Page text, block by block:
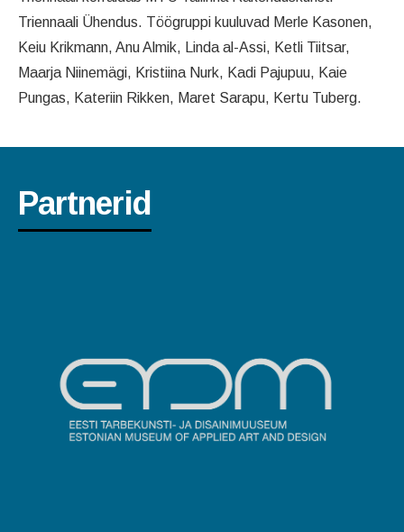
Triennaali Ühendus. Töögruppi kuuluvad Merle Kasonen,
Keiu Krikmann, Anu Almik, Linda al-Assi, Ketli Tiitsar,
Maarja Niinemägi, Kristiina Nurk, Kadi Pajupuu, Kaie
Pungas, Kateriin Rikken, Maret Sarapu, Kertu Tuberg.
Partnerid